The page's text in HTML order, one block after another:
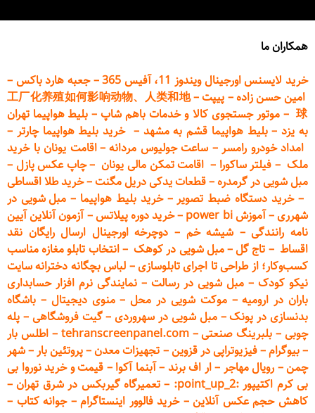
همکاران ما
خرید لایسنس اورجینال ویندوز 11، آفیس 365
–جعبه هارد باکس –
امین حسن زاده– پیپت–
工厂化养殖如何影响动物、人类和地
球
– موتور جستجوی کالا و خدمات باهم شاپ– بلیط هواپیما تهران
به یزد–بلیط هواپیما قشم به مشهد –خرید بلیط هواپیما چارتر –
امداد خودرو رامسر– ساعت جولیوس مردانه–اقامت یونان با خرید
ملک – فیلتر ساکورا – اقامت تمکن مالی یونان –چاپ عکس پازل –
مبل شویی در گرمدره–قطعاتیدکی دریل مگنت–خرید طلا اقساطی
–خرید دستگاه ضبط تصویر–خرید بلیط هواپیما –مبل شویی در
شهرری–آموزش power bi –خرید دورهپیلاتس–آزمون آنلاین آیین
نامه رانندگی– شیشه خم – دوچرخه اورجینال ارسال رایگان نقد
اقساط – تاج گل–مبل شویی در کوهک–انتخاب تابلو مغازه مناسب
کسب‌وکار؛ از طراحی تا اجرای تابلوسازی– لباس بچگانه دخترانه سایت
نیکو کودک – مبل شویی در رسالت – نمایندگی نرم افزار حسابداری
باران در ارومیه–موکت شویی در محل–منوی دیجیتال – باشگاه
بدنسازی در پونک–مبل شویی در سهروردی–گیت فروشگاهی – پله
چوبی – بلبرینگ صنعتی–
tehranscreenpanel.com
–اطلس بار
–بیوگرام–فیزیوتراپی در قزوین– تجهیزات معدن–پروتئین بار–شهر
چمن– رویال مهاجر –ار اف برند –آبنما آکوا – قیمت و خرید نوروا بی
بی کرم اکتیپور :point_up_2:
– تعمیرگاه گیربکس در شرق تهران–
کاهش حجم عکس آنلاین–خرید فالوور اینستاگرام–جوانه کتاب –